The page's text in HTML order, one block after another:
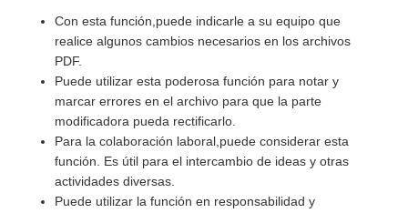
Con esta función,puede indicarle a su equipo que
realice algunos cambios necesarios en los archivos
PDF.
Puede utilizar esta poderosa función para notar y
marcar errores en el archivo para que la parte
modificadora pueda rectificarlo.
Para la colaboración laboral,puede considerar esta
función. Es útil para el intercambio de ideas y otras
actividades diversas.
Puede utilizar la función en responsabilidad y